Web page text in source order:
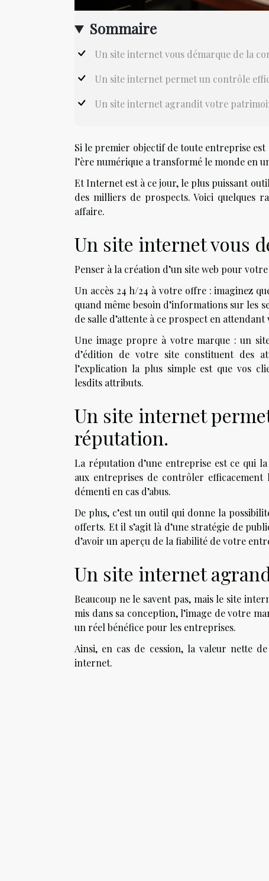
Sommaire
Un site internet vous démarque de la
Un site internet permet un contrôle
Un site internet agrandit votre
Si le premier objectif de toute entreprise
l’ère numérique a transformé le monde en
Et Internet est à ce jour, le plus puissant
des milliers de prospects. Voici quelques
affaire.
Un site internet vous
Penser à la création d’un site web pour
Un accès 24 h/24 à votre offre : imaginez
quand même besoin d’informations sur les
de salle d’attente à ce prospect en
Une image propre à votre marque : un
d’édition de votre site constituent des
l’explication la plus simple est que vos
lesdits attributs.
Un site internet
réputation.
La réputation d’une entreprise est ce qui
aux entreprises de contrôler
démenti en cas d’abus.
De plus, c’est un outil qui donne la
offerts. Et il s’agit là d’une stratégie de
d’avoir un aperçu de la fiabilité de votre
Un site internet
Beaucoup ne le savent pas, mais le site
mis dans sa conception, l’image de votre
un réel bénéfice pour les entreprises.
Ainsi, en cas de cession, la valeur nette
internet.